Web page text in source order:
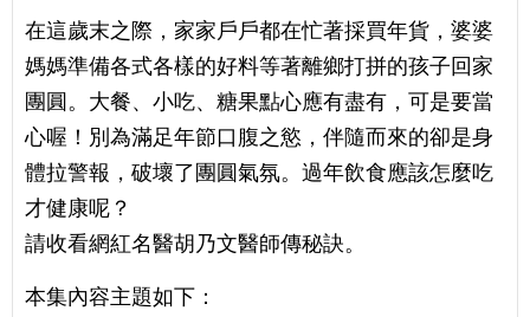
在這歲末之際，家家戶戶都在忙著採買年貨，婆婆
媽媽準備各式各樣的好料等著離鄉打拼的孩子回家
團圓。大餐、小吃、糖果點心應有盡有，可是要當
心喔！別為滿足年節口腹之慾，伴隨而來的卻是身
體拉警報，破壞了團圓氣氛。過年飲食應該怎麼吃
才健康呢？
請收看網紅名醫胡乃文醫師傳秘訣。
本集內容主題如下：